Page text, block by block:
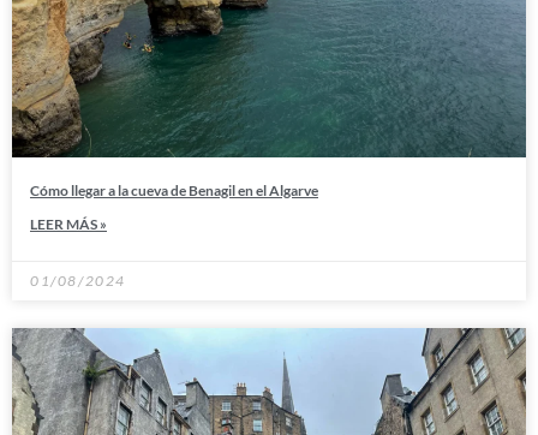
Cómo llegar a la cueva de Benagil en el Algarve
LEER MÁS »
01/08/2024